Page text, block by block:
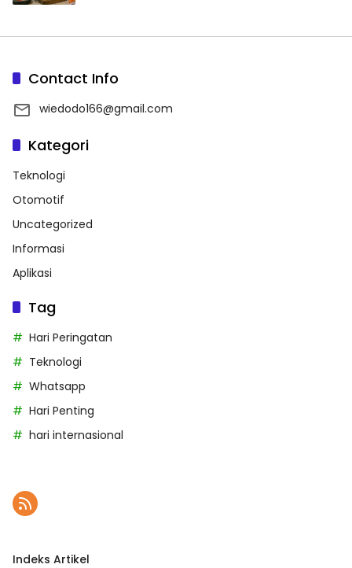
Contact Info
wiedodo166@gmail.com
Kategori
Teknologi
Otomotif
Uncategorized
Informasi
Aplikasi
Tag
Hari Peringatan
Teknologi
Whatsapp
Hari Penting
hari internasional
Indeks Artikel